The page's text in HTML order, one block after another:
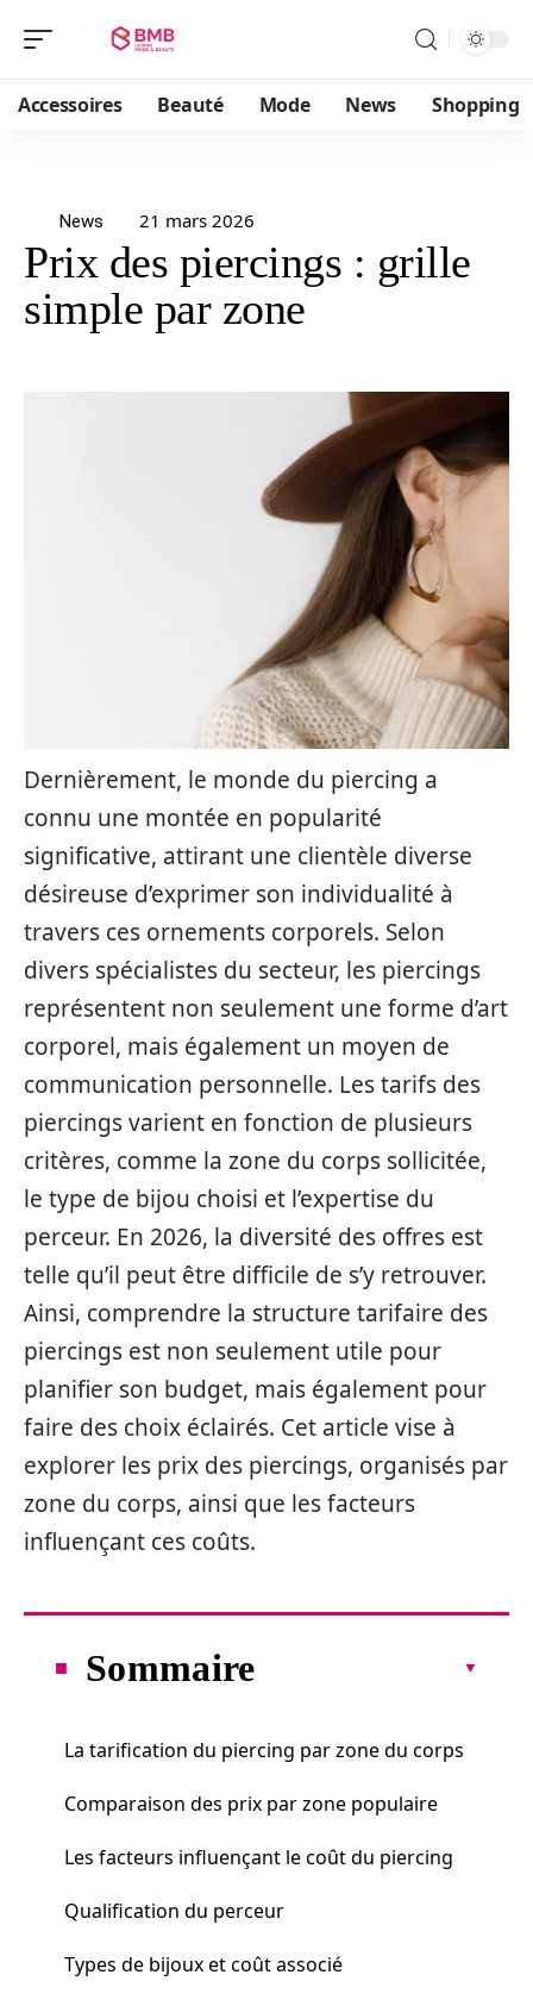
Accessoires Beauté Mode News Shopping
News 21 mars 2026
Prix des piercings : grille
simple par zone
Dernièrement, le monde du piercing a
connu une montée en popularité
significative, attirant une clientèle diverse
désireuse d’exprimer son individualité à
travers ces ornements corporels. Selon
divers spécialistes du secteur, les piercings
représentent non seulement une forme d’art
corporel, mais également un moyen de
communication personnelle. Les tarifs des
piercings varient en fonction de plusieurs
critères, comme la zone du corps sollicitée,
le type de bijou choisi et l’expertise du
perceur. En 2026, la diversité des offres est
telle qu’il peut être difficile de s’y retrouver.
Ainsi, comprendre la structure tarifaire des
piercings est non seulement utile pour
planifier son budget, mais également pour
faire des choix éclairés. Cet article vise à
explorer les prix des piercings, organisés par
zone du corps, ainsi que les facteurs
influençant ces coûts.
Sommaire
La tarification du piercing par zone du corps
Comparaison des prix par zone populaire
Les facteurs influençant le coût du piercing
Qualification du perceur
Types de bijoux et coût associé